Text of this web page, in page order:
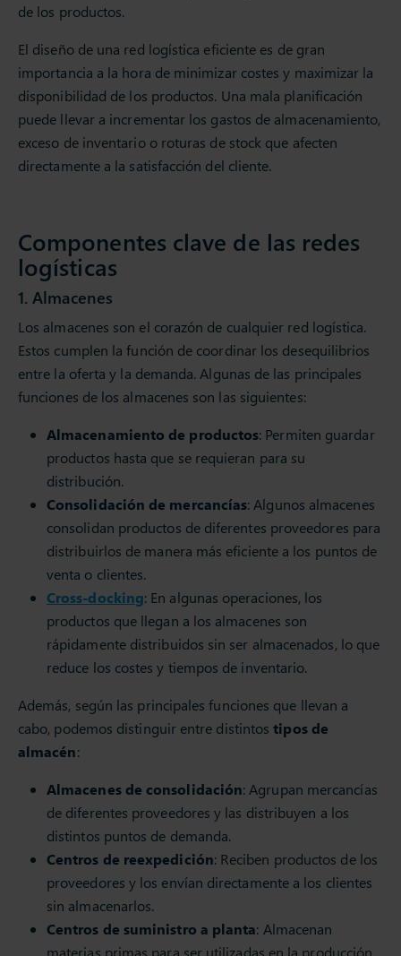
de los productos.
El diseño de una red logística eficiente es de gran
importancia a la hora de minimizar costes y maximizar la
disponibilidad de los productos. Una mala planificación
puede llevar a incrementar los gastos de almacenamiento,
exceso de inventario o roturas de stock que afecten
directamente a la satisfacción del cliente.
Componentes clave de las redes
logísticas
1. Almacenes
Los almacenes son el corazón de cualquier red logística.
Estos cumplen la función de coordinar los desequilibrios
entre la oferta y la demanda. Algunas de las principales
funciones de los almacenes son las siguientes:
Almacenamiento de productos: Permiten guardar
productos hasta que se requieran para su
distribución.
Consolidación de mercancías: Algunos almacenes
consolidan productos de diferentes proveedores para
distribuirlos de manera más eficiente a los puntos de
venta o clientes.
Cross-docking: En algunas operaciones, los
productos que llegan a los almacenes son
rápidamente distribuidos sin ser almacenados, lo que
reduce los costes y tiempos de inventario.
Además, según las principales funciones que llevan a
cabo, podemos distinguir entre distintostipos de
almacén:
Almacenes de consolidación: Agrupan mercancías
de diferentes proveedores y las distribuyen a los
distintos puntos de demanda.
Centros de reexpedición: Reciben productos de los
proveedores y los envían directamente a los clientes
sin almacenarlos.
Centros de suministro a planta: Almacenan
materias primas para ser utilizadas en la producción,